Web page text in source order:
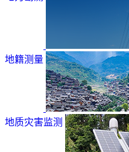
地籍测量
地质灾害监测